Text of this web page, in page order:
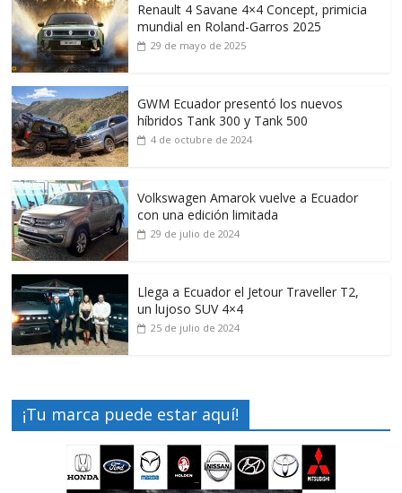
Renault 4 Savane 4×4 Concept, primicia
mundial en Roland-Garros 2025
29 de mayo de 2025
GWM Ecuador presentó los nuevos
híbridos Tank 300 y Tank 500
4 de octubre de 2024
Volkswagen Amarok vuelve a Ecuador
con una edición limitada
29 de julio de 2024
Llega a Ecuador el Jetour Traveller T2,
un lujoso SUV 4×4
25 de julio de 2024
¡Tu marca puede estar aquí!